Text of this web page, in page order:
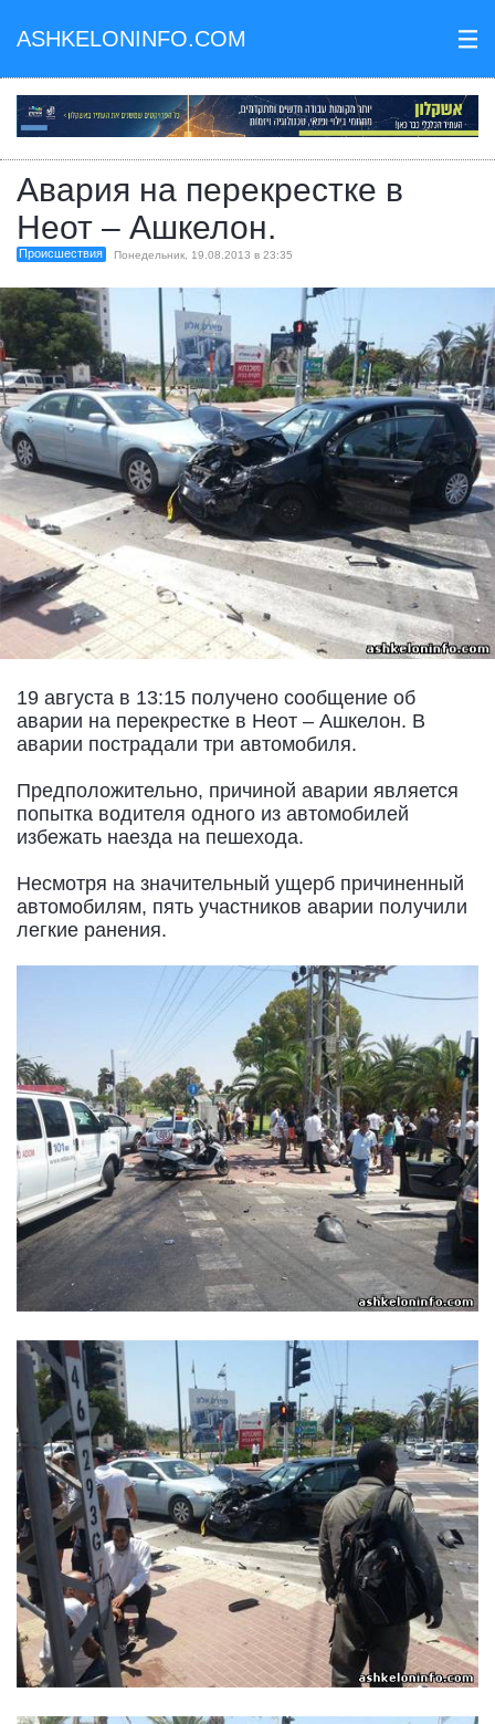
ASHKELONINFO.COM III
Авария на перекрестке в
Неот – Ашкелон.
Происшествия Понедельник, 19.08.2013 в 23:35
19 августа в 13:15 получено сообщение об
аварии на перекрестке в Неот – Ашкелон. В
аварии пострадали три автомобиля.
Предположительно, причиной аварии является
попытка водителя одного из автомобилей
избежать наезда на пешехода.
Несмотря на значительный ущерб причиненный
автомобилям, пять участников аварии получили
легкие ранения.